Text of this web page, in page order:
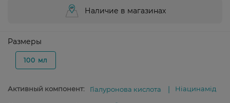
Наличие в магазинах
Размеры
100 мл
Активный компонент: Гіалуронова кислота Ніацинамід